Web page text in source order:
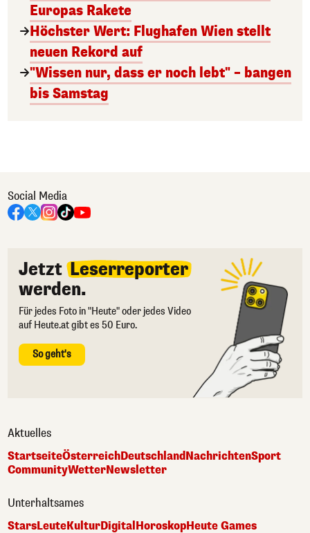
Europas Rakete
Höchster Wert: Flughafen Wien stellt
neuen Rekord auf
"Wissen nur, dass er noch lebt" – bangen
bis Samstag
Social Media
Jetzt Leserreporter
werden.
Für jedes Foto in "Heute" oder jedes Video
auf Heute.at gibt es 50 Euro.
So geht's
Aktuelles
StartseiteÖsterreichDeutschlandNachrichtenSport
CommunityWetterNewsletter
Unterhaltsames
StarsLeuteKulturDigital HoroskopHeute Games